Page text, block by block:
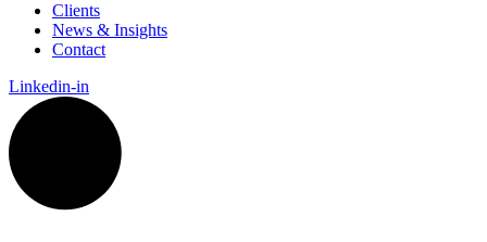
Clients
News & Insights
Contact
Linkedin-in